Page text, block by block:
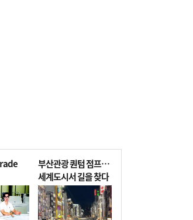
부산관광 퀀텀 점프…
세계도시서 길을 찾다